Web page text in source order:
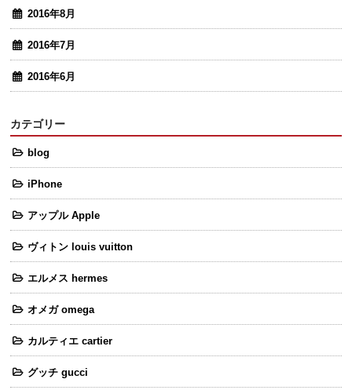
2016年8月
2016年7月
2016年6月
カテゴリー
blog
iPhone
アップル Apple
ヴィトン louis vuitton
エルメス hermes
オメガ omega
カルティエ cartier
グッチ gucci